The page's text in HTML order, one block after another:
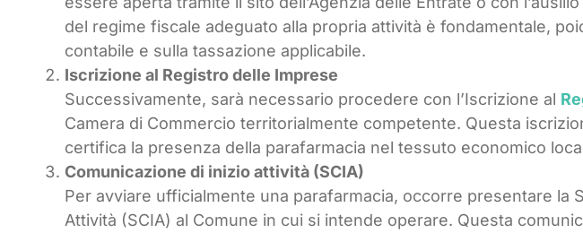
del regime fiscale adeguato alla propria attività è fondamentale,
contabile e sulla tassazione applicabile.
Iscrizione al Registro delle Imprese
Successivamente, sarà necessario procedere con l’Iscrizione al
Camera di Commercio territorialmente competente. Questa
certifica la presenza della parafarmacia nel tessuto economico
Comunicazione di inizio attività (SCIA)
Per avviare ufficialmente una parafarmacia, occorre presentare la
Attività (SCIA) al Comune in cui si intende operare. Questa